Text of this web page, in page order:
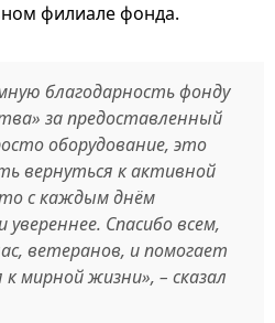
филиале фонда.
благодарность фонду
за предоставленный
оборудование, это
вернуться к активной
с каждым днём
Спасибо всем,
ветеранов, и помогает
мирной жизни», – сказал